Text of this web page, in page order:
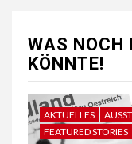
WAS NOCH
KÖNNTE!
AKTUELLES
FEATURED STORIES